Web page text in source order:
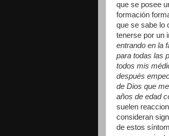
que se posee
formación
que se sabe lo
tenerse por un
entrando en la
para todas las
todos mis
después
de Dios que
años de edad
suelen
consideran
de estos